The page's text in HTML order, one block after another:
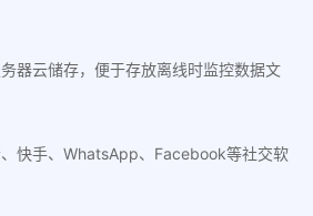
器云储存，便于存放离线时监控数据文
快手、WhatsApp、Facebook等社交软